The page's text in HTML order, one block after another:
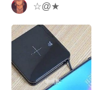
☆@★